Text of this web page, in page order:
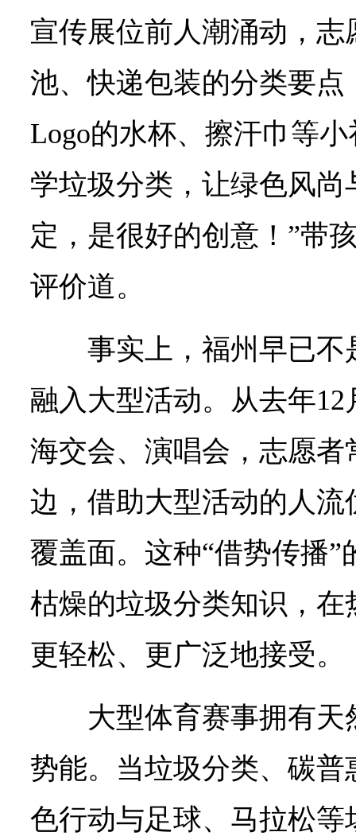
宣传展位前人潮涌动，
池、快递包装的分类要
Logo的水杯、擦汗巾等
学垃圾分类，让绿色风
定，是很好的创意！”带
评价道。
事实上，福州早已
融入大型活动。从去年
海交会、演唱会，志愿
边，借助大型活动的人
覆盖面。这种“借势传播
枯燥的垃圾分类知识，
更轻松、更广泛地接受。
大型体育赛事拥有
势能。当垃圾分类、碳
色行动与足球、马拉松